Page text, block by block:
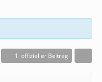
1. offizieller Beitrag